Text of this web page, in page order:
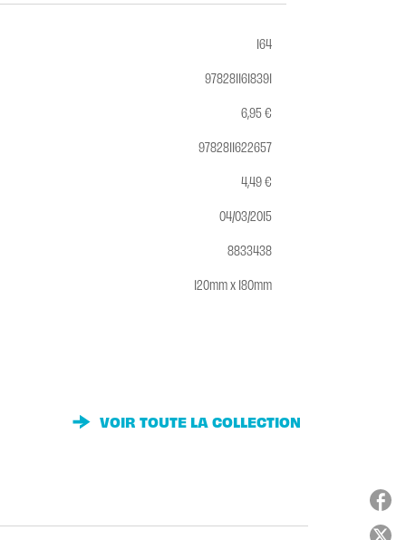
164
9782811618391
6,95 €
9782811622657
4,49 €
04/03/2015
8833438
120mm x 180mm
VOIR TOUTE LA COLLECTION